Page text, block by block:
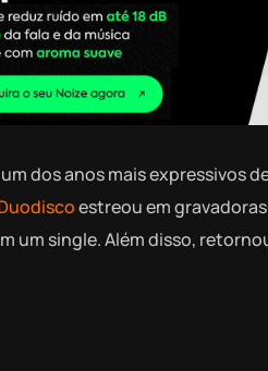
dos anos mais expressivos
estreou em
um single. Além disso,